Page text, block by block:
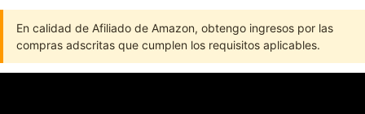
En calidad de Afiliado de Amazon, obtengo ingresos por las
compras adscritas que cumplen los requisitos aplicables.